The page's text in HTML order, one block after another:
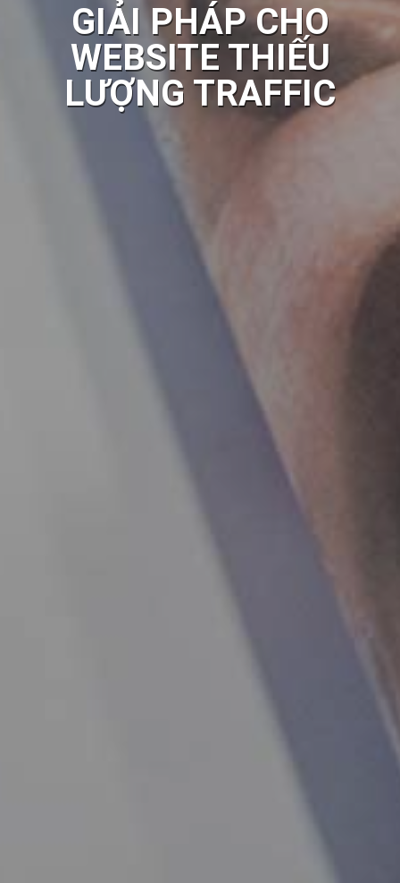
GIẢI PHÁP CHO
WEBSITE THIẾU
LƯỢNG TRAFFIC